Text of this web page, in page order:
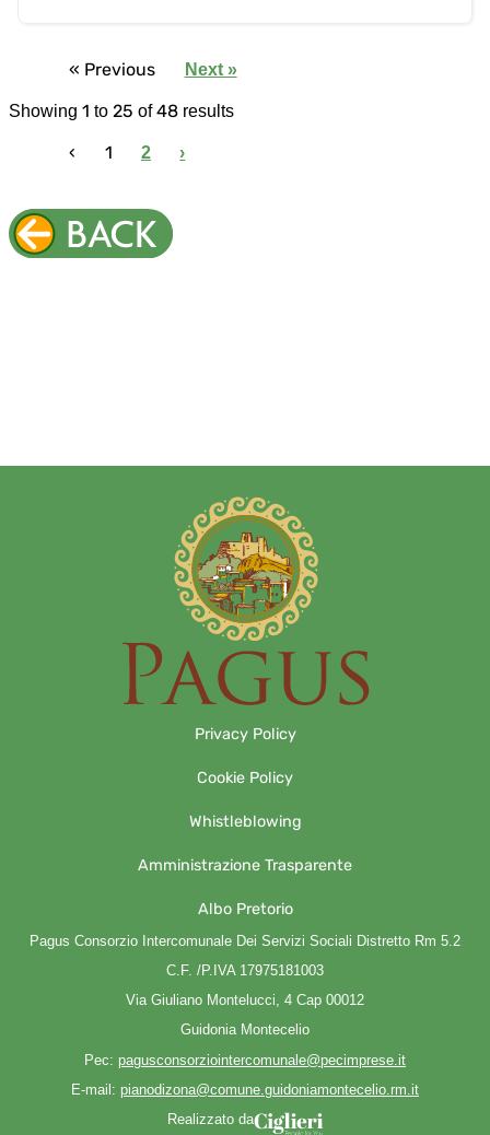
« Previous Next »
Showing 1 to 25 of48 results
‹ 1 2 ›
Privacy Policy
Cookie Policy
Whistleblowing
Amministrazione Trasparente
Albo Pretorio
Pagus Consorzio Intercomunale Dei Servizi Sociali Distretto Rm 5.2
C.F. /P.IVA 17975181003
Via Giuliano Montelucci, 4 Cap 00012
Guidonia Montecelio
Pec: pagusconsorziointercomunale@pecimprese.it
E-mail: pianodizona@comune.guidoniamontecelio.rm.it
Realizzato da